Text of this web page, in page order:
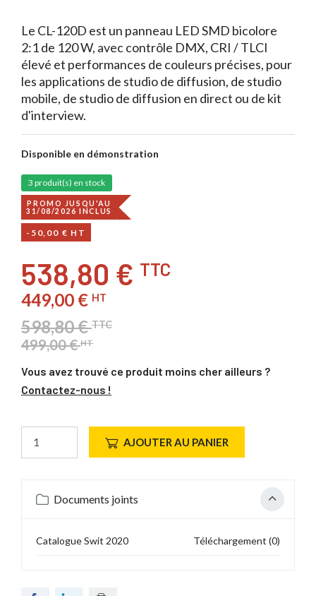
Le CL-120D est un panneau LED SMD bicolore
2:1 de 120 W, avec contrôle DMX, CRI / TLCI
élevé et performances de couleurs précises, pour
les applications de studio de diffusion, de studio
mobile, de studio de diffusion en direct ou de kit
d'interview.
Disponible en démonstration
3 produit(s) en stock
PROMO JUSQU'AU
31/08/2026 INCLUS
-50,00 € HT
538,80 € TTC
449,00 € HT
598,80 €TTC
499,00 €HT
Vous avez trouvé ce produit moins cher ailleurs ?
Contactez-nous !
AJOUTER AU PANIER
Documents joints
Catalogue Swit 2020 Téléchargement (0)